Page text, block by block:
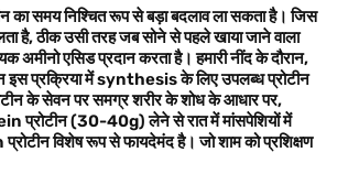
का समय निश्चित रूप से बड़ा बदलाव ला सकता है। जिस
है, ठीक उसी तरह जब सोने से पहले खाया जाने वाला
एसिड प्रदान करता है। हमारी नींद के दौरान,
इस प्रक्रिया में synthesis के लिए उपलब्ध प्रोटीन
के सेवन पर समग्र शरीर के शोध के आधार पर,
प्रोटीन (30-40g) लेने से रात में मांसपेशियों में
विशेष रूप से फायदेमंद है। जो शाम को प्रशिक्षण